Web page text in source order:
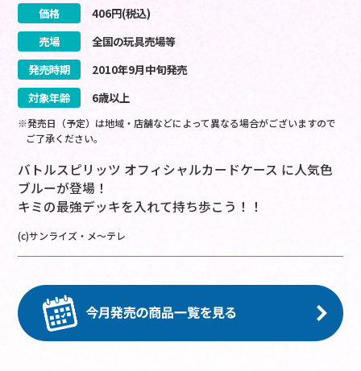
価格 406円(税込)
売場
全国の玩具売場等
発売時期
2010年9月中旬発売
対象年齢
6歳以上
※発売日（予定）は地域・店舗などによって異なる場合がございますので
ご了承ください。
バトルスピリッツ オフィシャルカードケース に人気色
ブルーが登場！
キミの最強デッキを入れて持ち歩こう！！
(c)サンライズ・メ～テレ